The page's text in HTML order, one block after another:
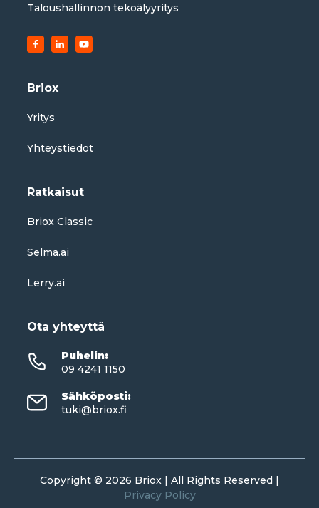
Taloushallinnon tekoälyyritys
Briox
Yritys
Yhteystiedot
Ratkaisut
Briox Classic
Selma.ai
Lerry.ai
Ota yhteyttä
Puhelin:
09 4241 1150
Sähköposti:
tuki@briox.fi
Copyright © 2026 Briox | All Rights Reserved |
Privacy Policy